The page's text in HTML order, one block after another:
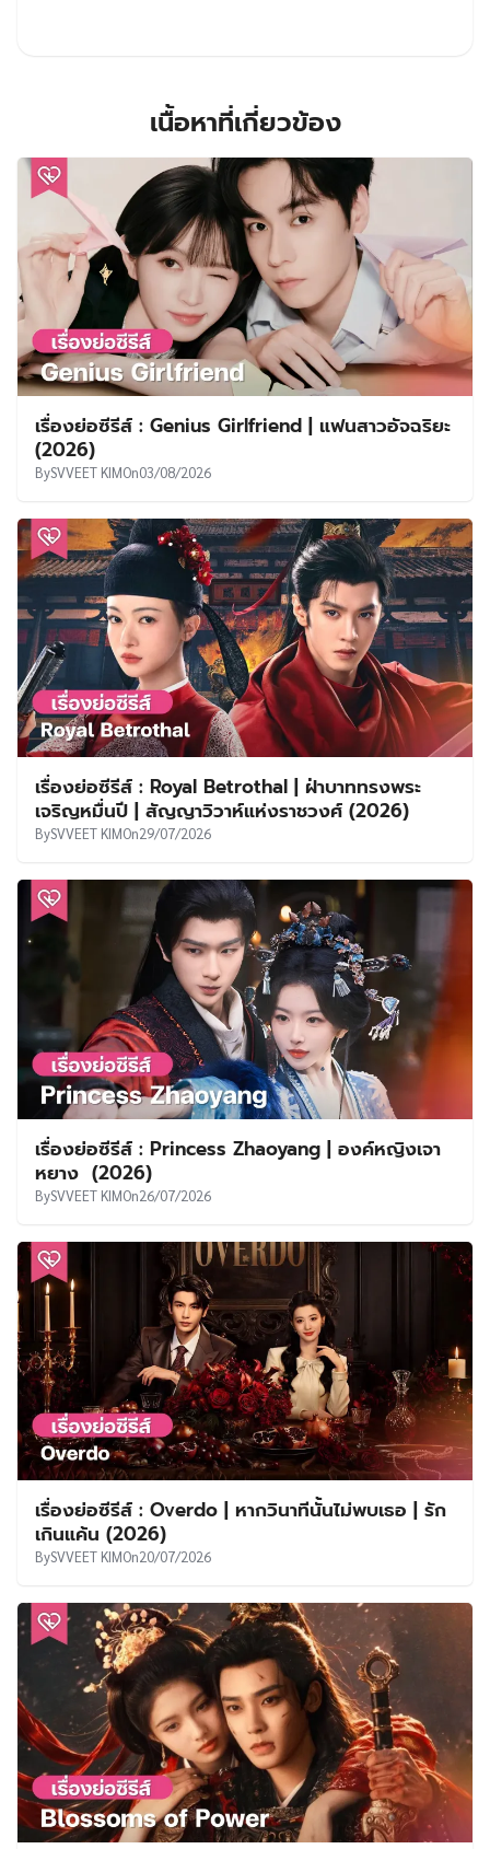
เนื้อหาที่เกี่ยวข้อง
เรื่องย่อซีรีส์ : Genius Girlfriend | แฟนสาวอัจฉริยะ
(2026)
BySVVEET KIMOn03/08/2026
เรื่องย่อซีรีส์ : Royal Betrothal | ฝ่าบาททรงพระ
เจริญหมื่นปี | สัญญาวิวาห์แห่งราชวงศ์ (2026)
BySVVEET KIMOn29/07/2026
เรื่องย่อซีรีส์ : Princess Zhaoyang | องค์หญิงเจา
หยาง (2026)
BySVVEET KIMOn26/07/2026
เรื่องย่อซีรีส์ : Overdo | หากวินาทีนั้นไม่พบเธอ | รัก
เกินแค้น (2026)
BySVVEET KIMOn20/07/2026